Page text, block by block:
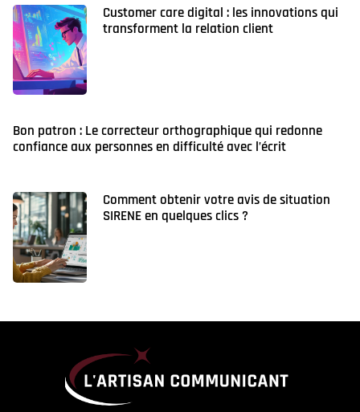
Customer care digital : les innovations qui
transforment la relation client
Bon patron : Le correcteur orthographique qui redonne
confiance aux personnes en difficulté avec l’écrit
Comment obtenir votre avis de situation
SIRENE en quelques clics ?